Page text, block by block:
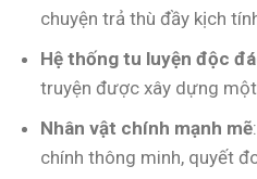
chuyện trả thù đầy kịch
Hệ thống tu luyện độc
truyện được xây dựng
Nhân vật chính mạnh mẽ
chính thông minh, quyết